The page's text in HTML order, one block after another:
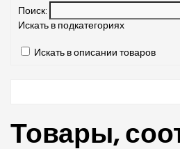
Поиск:
Искать в подкатегориях
Искать в описании товаров
Товары,